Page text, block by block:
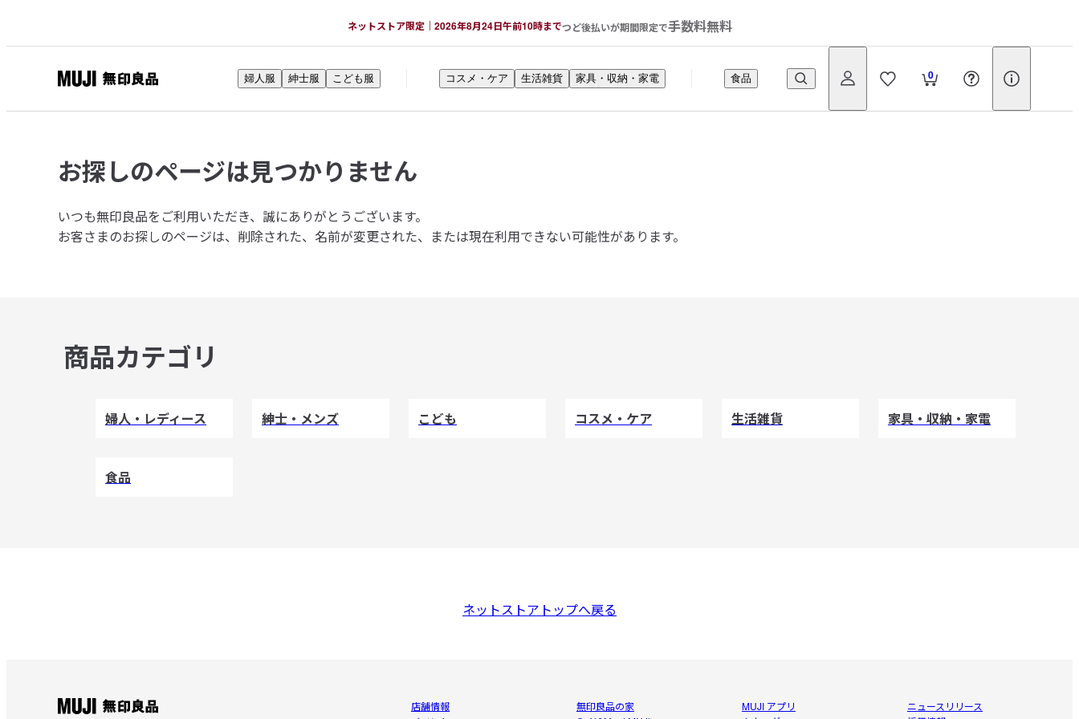
ネットストア限定｜2026年8月24日午前10時までつど後払いが期間限定で手数料無料
印
品
ネ
ト
ス
0
婦人服 紳士服 こども服 コスメ・ケア 生活雑貨 家具・収納・家電 食品
お探しのページは見つかりません
いつも無印良品をご利用いただき、誠にありがとうございます。
お客さまのお探しのページは、削除された、名前が変更された、または現在利用できない可能性があります。
商品カテゴリ
婦人・レディース 紳士・メンズ こども コスメ・ケア 生活雑貨 家具・収納・家電
食品
ネットストアトップへ戻る
店舗情報
無印良品の家
MUJI アプリ
ニュースリリース